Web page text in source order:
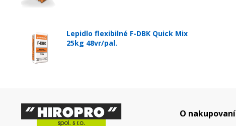
Lepidlo flexibilné F-DBK Quick Mix
25kg 48vr/pal.
O nakupovaní